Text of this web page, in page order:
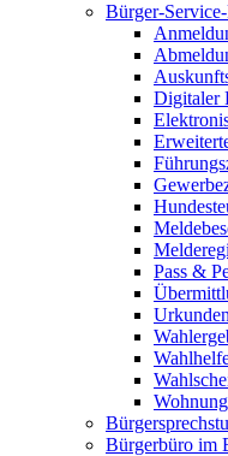
Bürger-
Digitaler
Pass &
Bürgerbüro im